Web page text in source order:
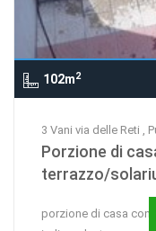
102m2
3 Vani via delle Reti ,
Porzione di
terrazzo/
porzione di casa con